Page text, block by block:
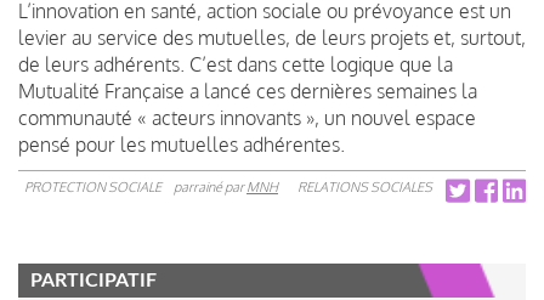
L’innovation en santé, action sociale ou prévoyance est un
levier au service des mutuelles, de leurs projets et, surtout,
de leurs adhérents. C’est dans cette logique que la
Mutualité Française a lancé ces dernières semaines la
communauté « acteurs innovants », un nouvel espace
pensé pour les mutuelles adhérentes.
PROTECTION SOCIALE parrainé parMNH RELATIONS SOCIALES
PARTICIPATIF